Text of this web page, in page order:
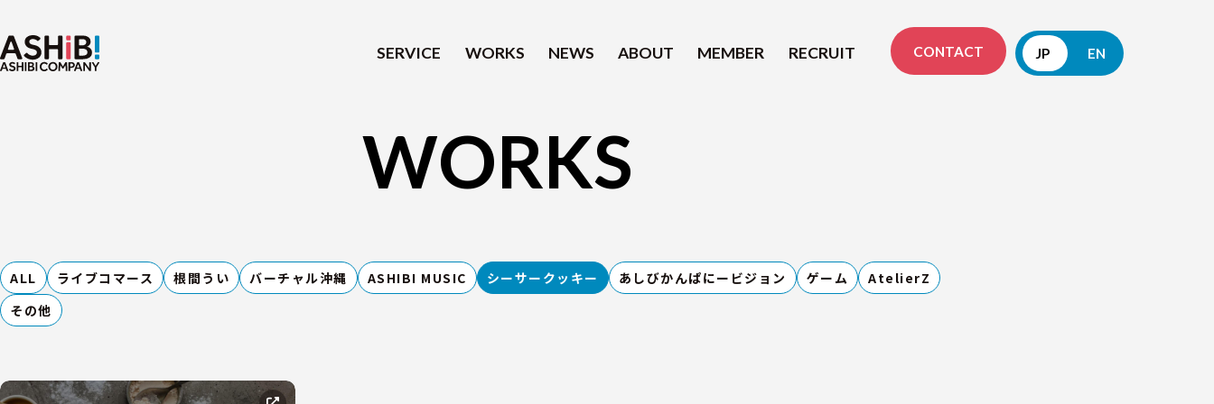
SERVICE WORKS NEWS ABOUT MEMBER RECRUIT CONTACT JP EN
SERVICE
NEWS
WORKS
ALL ライブコマース 根間うい バーチャル沖縄 ASHIBI MUSIC シーサークッキー あしびかんぱにービジョン ゲーム
AtelierZ
その他